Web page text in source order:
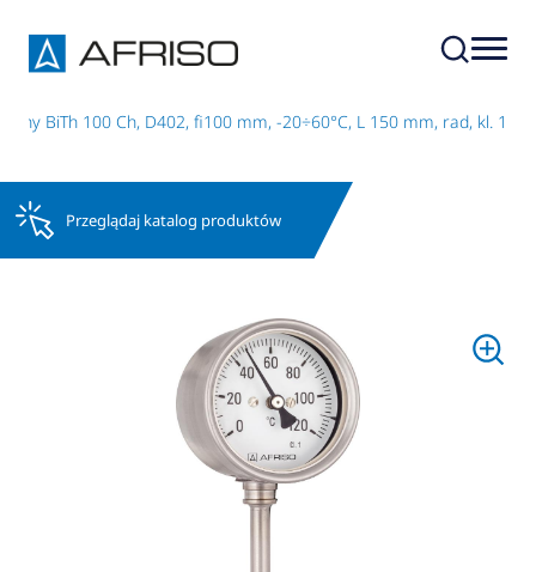
BiTh 100 Ch, D402, fi100 mm, -20÷60°C, L 150 mm, rad, kl. 1
Przeglądaj katalog produktów